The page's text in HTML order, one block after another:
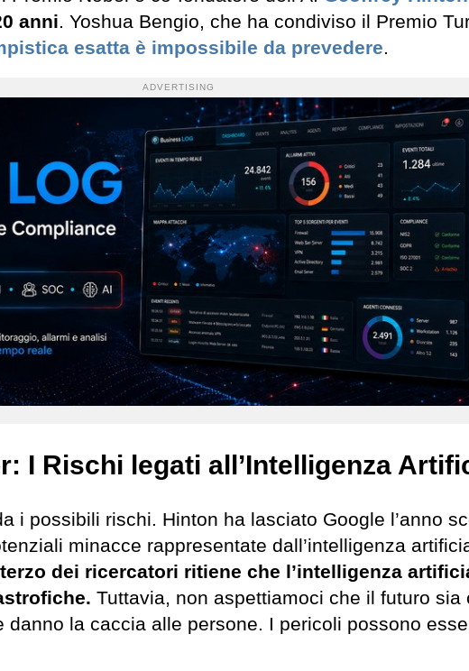
anni. Yoshua Bengio, che ha condiviso il Premio
esatta è impossibile da prevedere.
ADVERTISING
I Rischi legati all’Intelligenza
i possibili rischi. Hinton ha lasciato Google l’anno
minacce rappresentate dall’intelligenza
dei ricercatori ritiene che l’intelligenza
Tuttavia, non aspettiamoci che il futuro sia
danno la caccia alle persone. I pericoli possono